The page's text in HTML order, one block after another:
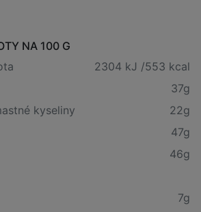
NA 100 G
2304 kJ /553 kcal
37g
kyseliny
22g
47g
46g
7g